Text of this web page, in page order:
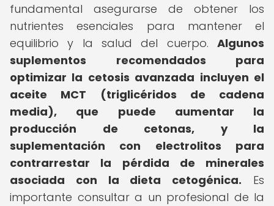
fundamental asegurarse de obtener los
nutrientes esenciales para mantener el
equilibrio y la salud del cuerpo. Algunos
suplementos recomendados para
optimizar la cetosis avanzada incluyen el
aceite MCT (triglicéridos de cadena
media), que puede aumentar la
producción de cetonas, y la
suplementación con electrolitos para
contrarrestar la pérdida de minerales
asociada con la dieta cetogénica. Es
importante consultar a un profesional de la